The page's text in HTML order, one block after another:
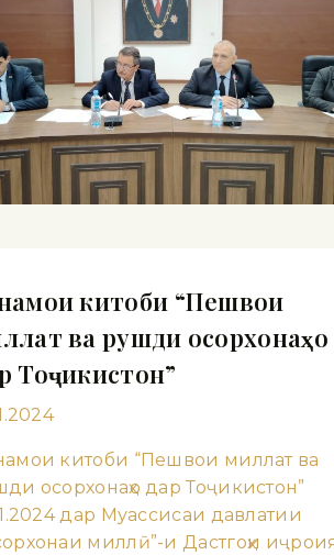
китоби “Пешвои
ва рушди осорхонаҳо
Тоҷикистон”
китоби “Пешвои миллат ва
осорхонаҳо дар Тоҷикистон”
дар Муассисаи давлатии
миллӣ”-и Дастгоҳи